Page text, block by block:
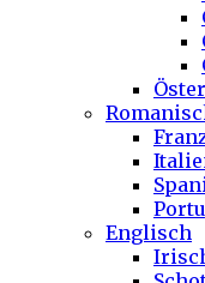
Englisch